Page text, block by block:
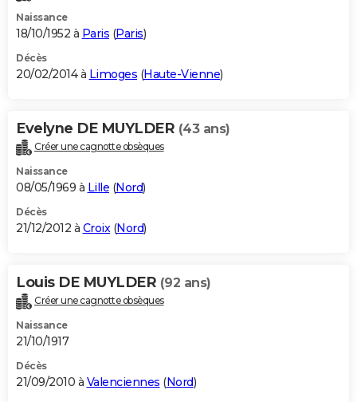
Naissance
18/10/1952 à Paris (Paris)
Décès
20/02/2014 à Limoges (Haute-Vienne)
Evelyne DE MUYLDER (43 ans)
Créer une cagnotte obsèques
Naissance
08/05/1969 à Lille (Nord)
Décès
21/12/2012 à Croix(Nord)
Louis DE MUYLDER (92 ans)
Créer une cagnotte obsèques
Naissance
21/10/1917
Décès
21/09/2010 à Valenciennes (Nord)